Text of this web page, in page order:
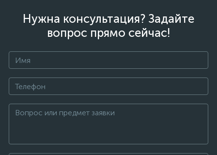
Нужна консультация? Задайте
вопрос прямо сейчас!